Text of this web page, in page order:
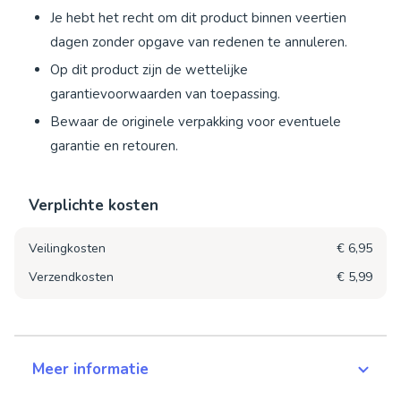
Je hebt het recht om dit product binnen veertien
dagen zonder opgave van redenen te annuleren.
Op dit product zijn de wettelijke
garantievoorwaarden van toepassing.
Bewaar de originele verpakking voor eventuele
garantie en retouren.
Verplichte kosten
Veilingkosten
€ 6,95
Verzendkosten
€ 5,99
Meer informatie